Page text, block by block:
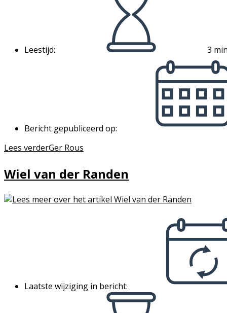
Leestijd: 3
Bericht gepubliceerd op:
Lees verderGer Rous
Wiel van der Randen
Laatste wijziging in bericht: